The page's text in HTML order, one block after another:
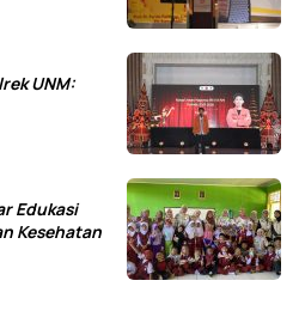
UNM:
Edukasi
Kesehatan